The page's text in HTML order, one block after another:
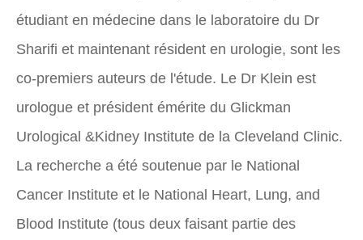
étudiant en médecine dans le laboratoire du Dr
Sharifi et maintenant résident en urologie, sont les
co-premiers auteurs de l'étude. Le Dr Klein est
urologue et président émérite du Glickman
Urological &Kidney Institute de la Cleveland Clinic.
La recherche a été soutenue par le National
Cancer Institute et le National Heart, Lung, and
Blood Institute (tous deux faisant partie des